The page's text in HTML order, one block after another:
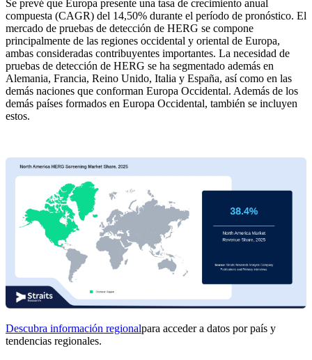
Se prevé que Europa presente una tasa de crecimiento anual
compuesta (CAGR) del 14,50% durante el período de pronóstico. El
mercado de pruebas de detección de HERG se compone
principalmente de las regiones occidental y oriental de Europa,
ambas consideradas contribuyentes importantes. La necesidad de
pruebas de detección de HERG se ha segmentado además en
Alemania, Francia, Reino Unido, Italia y España, así como en las
demás naciones que conforman Europa Occidental. Además de los
demás países formados en Europa Occidental, también se incluyen
estos.
Descubra información regionalpara acceder a datos por país y
tendencias regionales.